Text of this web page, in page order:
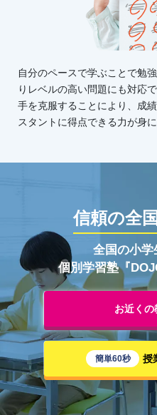
自分のペースで学ぶことで勉
りレベルの高い問題にも対応
手を克服することにより、成
スタントに得点できる力が身に
信頼の全国
全国の小学
個別学習塾『
お近く
簡単60秒 授